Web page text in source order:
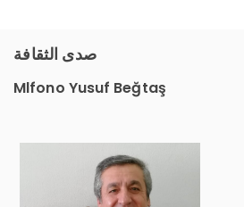
صدى الثقافة
Mlfono Yusuf Beğtaş